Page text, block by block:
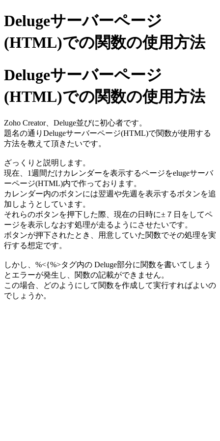
Delugeサーバーページ
(HTML)での関数の使用方法
Delugeサーバーページ
(HTML)での関数の使用方法
Zoho Creator、Deluge並びに初心者です。
題名の通りDelugeサーバーページ(HTML)で関数が使用する
方法を教えて頂きたいです。
ざっくりと説明します。
現在、1週間だけカレンダーを表示するページをelugeサーバ
ーページ(HTML)内で作っております。
カレンダー内のボタンには翌週や先週を表示するボタンを追
加しようとしています。
それらのボタンを押下した際、現在の日時に±７日をしてペ
ージを表示しなおす処理が走るようにさせたいです。
ボタンが押下されたとき、用意していた関数でその処理を実
行する想定です。
しかし、%<{%>タグ内の Deluge部分に関数を書いてしまう
とエラーが発生し、関数の記載ができません。
この場合、どのようにして関数を作成して実行すればよいの
でしょうか。